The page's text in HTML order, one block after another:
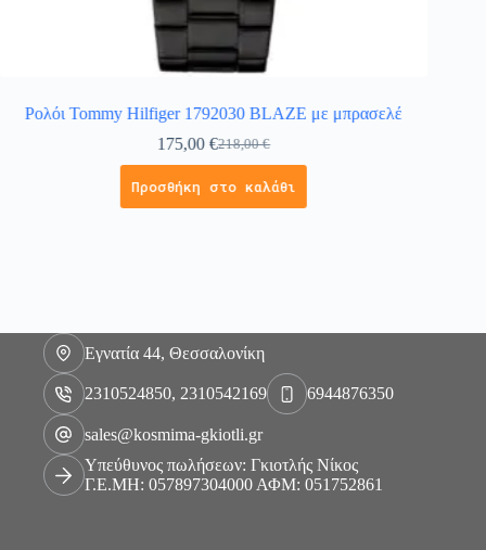
Ρολόι Tommy Hilfiger 1792030 BLAZE με μπρασελέ
218,00€
175,00€
Προσθήκη στο καλάθι
Εγνατία 44, Θεσσαλονίκη
2310524850, 2310542169 6944876350
sales@kosmima-gkiotli.gr
Υπεύθυνος πωλήσεων: Γκιοτλής Νίκος
Γ.Ε.ΜΗ: 057897304000 ΑΦΜ: 051752861